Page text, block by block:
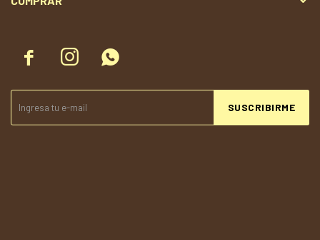
  
SUSCRIBIRME